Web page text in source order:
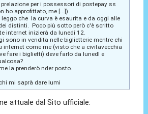
per i possessori di postepay ss
ho approfittato, me [...])
che la curva è esaurita e da oggi alle
distinti. Poco più sotto però c'è scritto
internet inizierà da lunedi 12.
sono in vendita nelle biglietterie mentre chi
internet come me (visto che a civitavecchia
fare i biglietti) deve farlo da lunedì e
la prenderò nder posto.
mi saprà dare lumi
attuale dal Sito ufficiale: